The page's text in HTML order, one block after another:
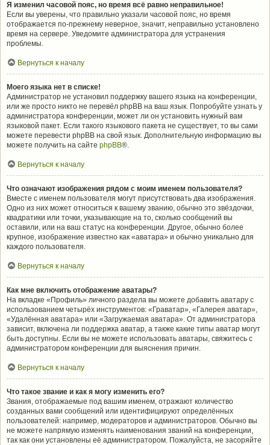
Я изменил часовой пояс, но время всё равно неправильное!
Если вы уверены, что правильно указали часовой пояс, но время
отображается по-прежнему неверное, значит, неправильно установлено
время на сервере. Уведомите администратора для устранения
проблемы.
Вернуться к началу
Моего языка нет в списке!
Администратор не установил поддержку вашего языка на конференции,
или же просто никто не перевёл phpBB на ваш язык. Попробуйте узнать у
администратора конференции, может ли он установить нужный вам
языковой пакет. Если такого языкового пакета не существует, то вы сами
можете перевести phpBB на свой язык. Дополнительную информацию вы
можете получить на сайте phpBB®.
Вернуться к началу
Что означают изображения рядом с моим именем пользователя?
Вместе с именем пользователя могут присутствовать два изображения.
Одно из них может относиться к вашему званию, обычно это звёздочки,
квадратики или точки, указывающие на то, сколько сообщений вы
оставили, или на ваш статус на конференции. Другое, обычно более
крупное, изображение известно как «аватара» и обычно уникально для
каждого пользователя.
Вернуться к началу
Как мне включить отображение аватары?
На вкладке «Профиль» личного раздела вы можете добавить аватару с
использованием четырёх инструментов: «Граватар», «Галерея аватар»,
«Удалённая аватара» или «Загружаемая аватара». От администратора
зависит, включена ли поддержка аватар, а также какие типы аватар могут
быть доступны. Если вы не можете использовать аватары, свяжитесь с
администратором конференции для выяснения причин.
Вернуться к началу
Что такое звание и как я могу изменить его?
Звания, отображаемые под вашим именем, отражают количество
созданных вами сообщений или идентифицируют определённых
пользователей: например, модераторов и администраторов. Обычно вы
не можете напрямую изменять наименования званий на конференции,
так как они установлены её администратором. Пожалуйста, не засоряйте